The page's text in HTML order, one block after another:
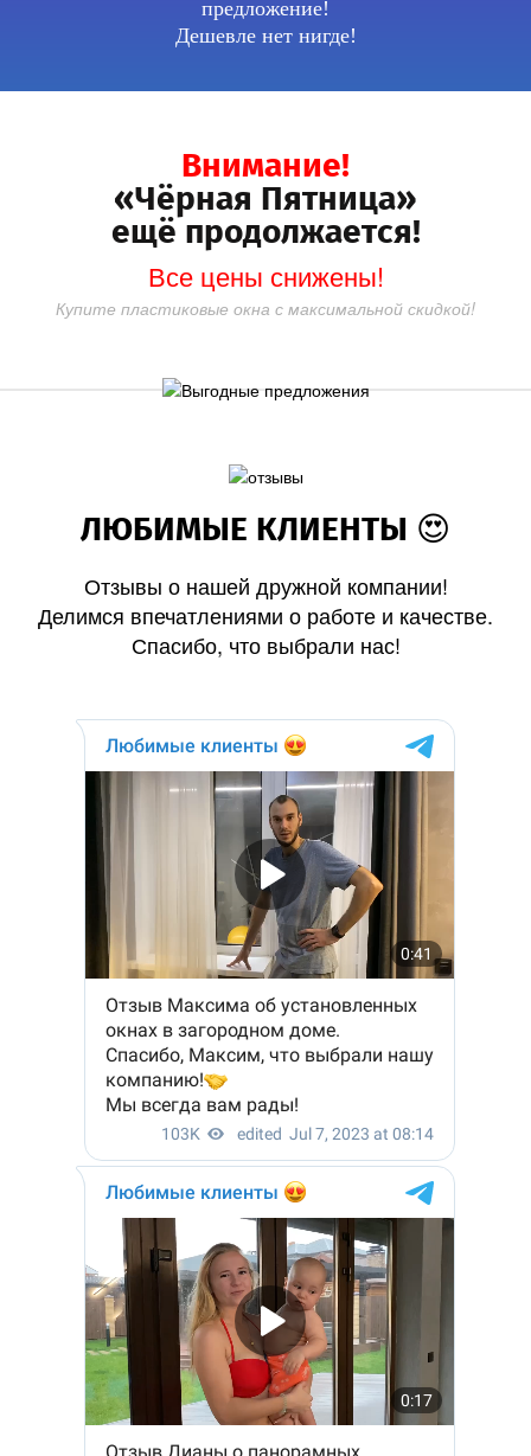
предложение!
Дешевле нет нигде!
Внимание!
«Чёрная Пятница»
ещё продолжается!
Все цены снижены!
Купите пластиковые окна с максимальной скидкой!
ЛЮБИМЫЕ КЛИЕНТЫ 😍
Отзывы о нашей дружной компании!
Делимся впечатлениями о работе и качестве.
Спасибо, что выбрали нас!